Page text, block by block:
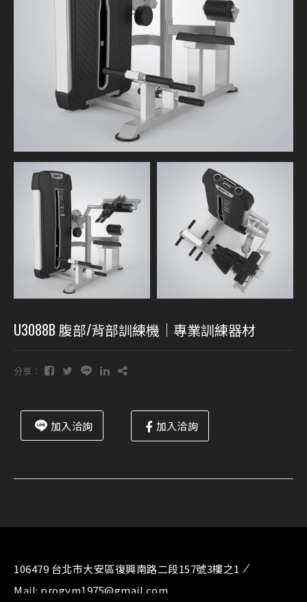
U3088B 腹部/背部訓練機｜專業訓練器材
分享：
加入洽詢 加入洽詢
106479 台北市大安區復興南路二段157號3樓之1
Mail: progym1975@gmail.com